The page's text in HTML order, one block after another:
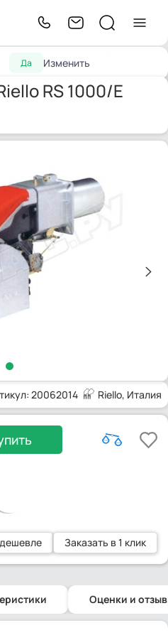
Да Изменить
C01 TC
RS 1000/E
20062014 Riello, Италия
Заказать в 1 клик
Оценки и